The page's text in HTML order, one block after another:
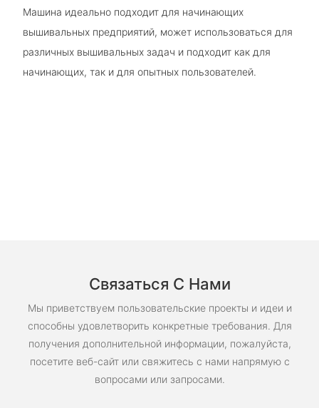
Машина идеально подходит для начинающих
вышивальных предприятий, может использоваться для
различных вышивальных задач и подходит как для
начинающих, так и для опытных пользователей.
Связаться С Нами
Мы приветствуем пользовательские проекты и идеи и
способны удовлетворить конкретные требования. Для
получения дополнительной информации, пожалуйста,
посетите веб-сайт или свяжитесь с нами напрямую с
вопросами или запросами.